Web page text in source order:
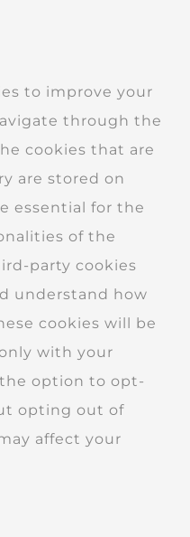
to improve your
through the
cookies that are
are stored on
essential for the
of the
party cookies
understand how
cookies will be
with your
the option to opt-
opting out of
affect your